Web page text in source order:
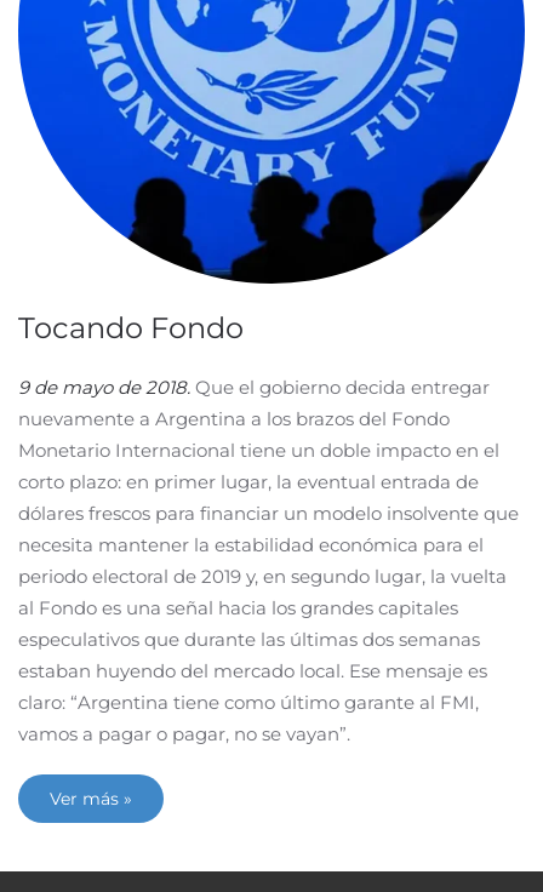
Tocando Fondo
9 de mayo de 2018. Que el gobierno decida entregar
nuevamente a Argentina a los brazos del Fondo
Monetario Internacional tiene un doble impacto en el
corto plazo: en primer lugar, la eventual entrada de
dólares frescos para financiar un modelo insolvente que
necesita mantener la estabilidad económica para el
periodo electoral de 2019 y, en segundo lugar, la vuelta
al Fondo es una señal hacia los grandes capitales
especulativos que durante las últimas dos semanas
estaban huyendo del mercado local. Ese mensaje es
claro: “Argentina tiene como último garante al FMI,
vamos a pagar o pagar, no se vayan”.
Ver más »